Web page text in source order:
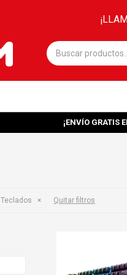
¡ENVÍO GRATIS
Teclados Quitar filtros